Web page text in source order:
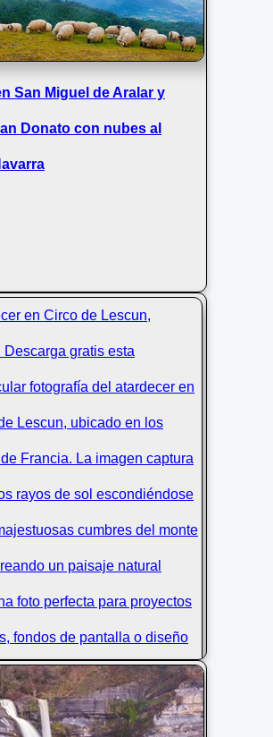
San Miguel de Aralar y
Donato con nubes al